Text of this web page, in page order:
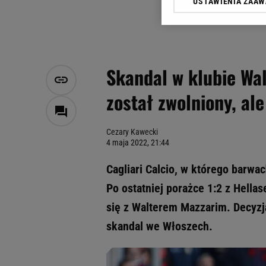
Skandal w klubie
został zwolniony,
Cezary Kawecki
4 maja 2022, 21:44
Cagliari Calcio, w którego
Po ostatniej porażce 1:2 z
się z Walterem Mazzarim.
skandal we Włoszech.
Klikając „Akceptuję”
Zaufanych Partnerów i
My, nasi Zaufani
Przechowywanie